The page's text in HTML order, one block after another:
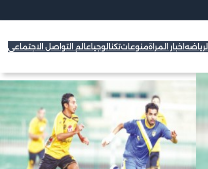
الرياضه اخبار المراةمنوعاتتكنالوجياعالم التواصل الاجتماعي